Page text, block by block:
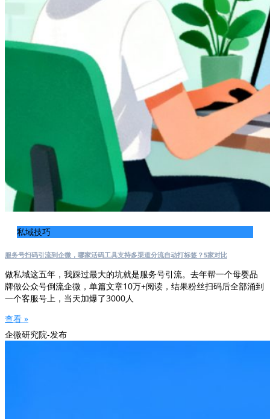
私域技巧
服务号扫码引流到企微，哪家活码工具支持多渠道分流自动打标签？5家对比
做私域这五年，我踩过最大的坑就是服务号引流。去年帮一个母婴品
牌做公众号倒流企微，单篇文章10万+阅读，结果粉丝扫码后全部涌到
一个客服号上，当天加爆了3000人
查看 »
企微研究院-发布